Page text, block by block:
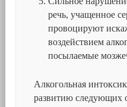
речь, учащенное
провоцируют
воздействием
посылаемые
Алкогольная
развитию следующих